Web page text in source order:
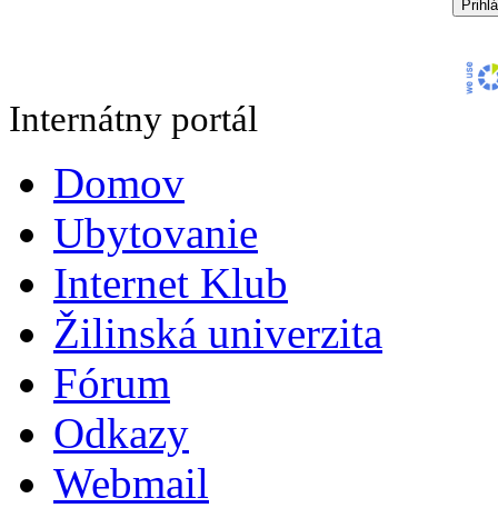
Internátny portál
Domov
Ubytovanie
Internet Klub
Žilinská univerzita
Fórum
Odkazy
Webmail